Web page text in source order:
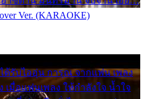
Ver. (KARAOKE)
รับไออุ่น การุณ จากแฟน เพลง
เมื่อแฟนเพลง ให้กำลังใจ น้ำใจ